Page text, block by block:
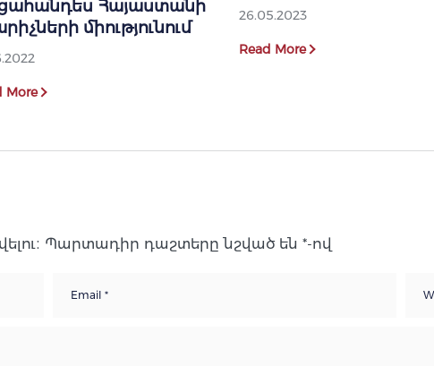
Հայաստանի
միությունում
More
26.05.2023
Read More
Պարտադիր դաշտերը նշված են *-ով